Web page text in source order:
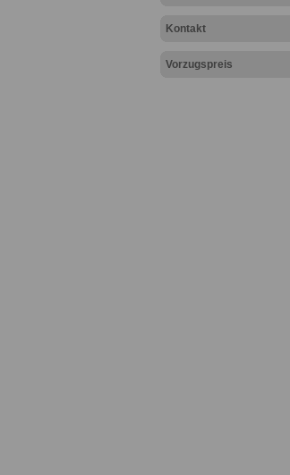
Kontakt
Vorzugspreis